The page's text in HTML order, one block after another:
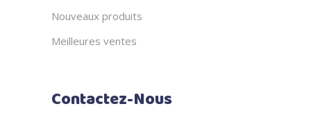
Nouveaux produits
Meilleures ventes
Contactez-Nous